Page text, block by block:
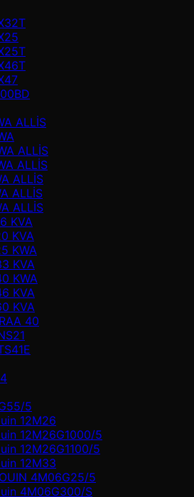
ALLİS
ALLİS
ALLİS
ALLİS
ALLİS
ALLİS
KVA
KVA
KWA
KVA
KWA
KVA
KVA
40
5
12M26
12M26G1000/5
12M26G1100/5
12M33
4M06G25/5
4M06G300/S